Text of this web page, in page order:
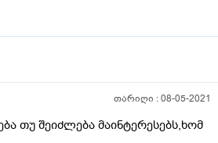
თარიღი :08-05-2021
თუ შეიძლება მაინტერესებს,ხომ